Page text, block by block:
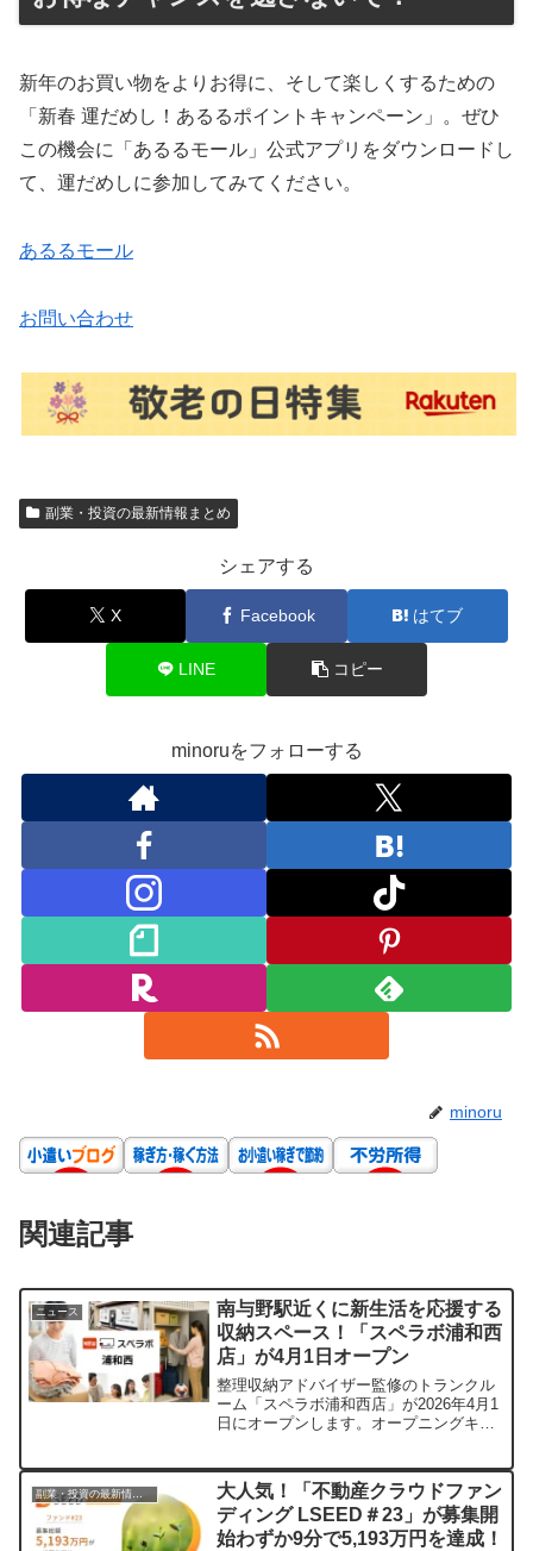
新年のお買い物をよりお得に、そして楽しくするための
「新春 運だめし！あるるポイントキャンペーン」。ぜひ
この機会に「あるるモール」公式アプリをダウンロードし
て、運だめしに参加してみてください。
あるるモール
お問い合わせ
副業・投資の最新情報まとめ
シェアする
X Facebook はてブ
LINE コピー
minoruをフォローする
minoru
関連記事
ニュース
南与野駅近くに新生活を応援する
収納スペース！「スペラボ浦和西
店」が4月1日オープン
整理収納アドバイザー監修のトランクル
ーム「スペラボ浦和西店」が2026年4月1
日にオープンします。オープニングキャ
約や最短1時間での利用開始、安心のセキ
ュリティ体制が魅力です。物の収納にお
困りの方は、ぜひチェックしてみてくだ
さい。
副業・投資の最新情報まとめ
大人気！「不動産クラウドファン
ディング LSEED＃23」が募集開
始わずか9分で5,193万円を達成！